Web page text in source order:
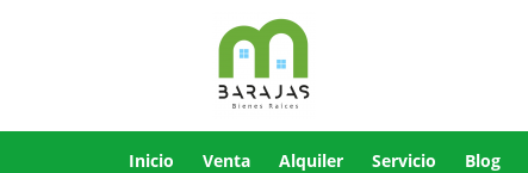
Inicio Venta Alquiler Servicio Blog